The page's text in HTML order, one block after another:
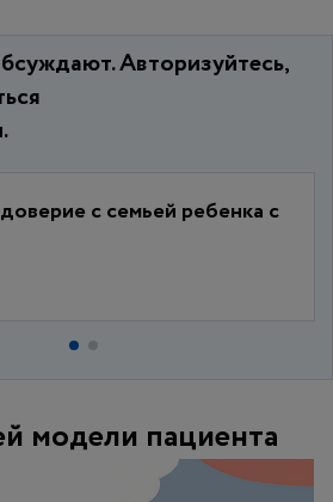
Авторизуйтесь,
с семьей ребенка с
модели пациента